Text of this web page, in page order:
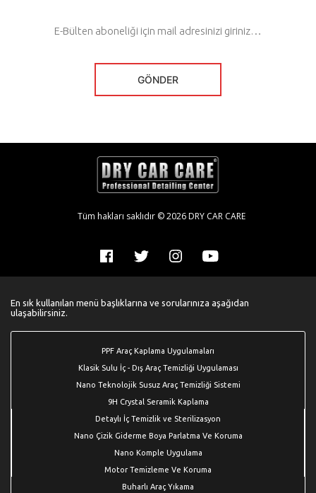
Tüm hakları saklıdır © 2026 DRY CAR CARE
En sık kullanılan menü başlıklarına ve sorularınıza aşağıdan
ulaşabilirsiniz.
PPF Araç Kaplama Uygulamaları
Klasik Sulu İç - Dış Araç Temizliği Uygulaması
Nano Teknolojik Susuz Araç Temizliği Sistemi
9H Crystal Seramik Kaplama
Detaylı İç Temizlik ve Sterilizasyon
Nano Çizik Giderme Boya Parlatma Ve Koruma
Nano Komple Uygulama
Motor Temizleme Ve Koruma
Buharlı Araç Yıkama